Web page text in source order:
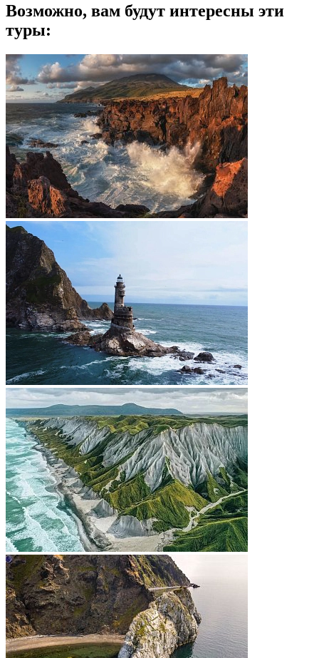
Возможно, вам будут интересны эти
туры: